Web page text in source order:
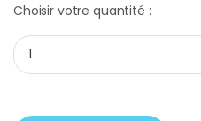
Choisir votre quantité :
Smartphone Galaxy A26 5G